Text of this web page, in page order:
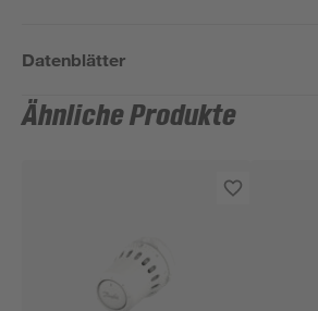
Datenblätter
Ähnliche Produkte